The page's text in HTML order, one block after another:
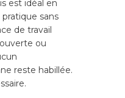
est idéal en
pratique sans
de travail
ou
reste habillée.
Consultation en
(Quincieux, Lyon
en Visio.
S'inscrire à la
Accueil